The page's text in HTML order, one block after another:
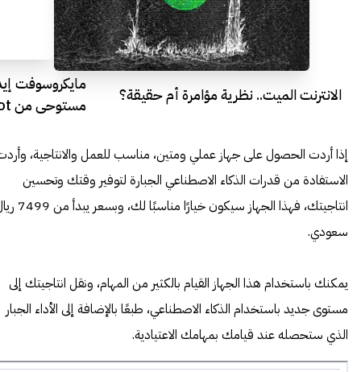
الانترنت الميت.. نظرية مؤامرة أم حقيقة؟
مايكروسوفت
مستوحى من Copilot
إذا أردت الحصول على جهاز عملي ومتين، مناسب للعمل والانتاجية،
الاستفادة من قدرات الذكاء الاصطناعي الجبارة لتوفير وقتك وتحسين
انتاجيتك، فهذا الجهاز سيكون خيارًا
سعودي.
يمكنك باستخدام هذا الجهاز القيام بالكثير من المهام، ونقل انتاجيتك إلى
مستوى جديد باستخدام الذكاء الاصطناعي، طبعًا بالإضافة إلى الأداء الجبار
الذي ستحصله عند قيامك بمهامك الاعتيادية.